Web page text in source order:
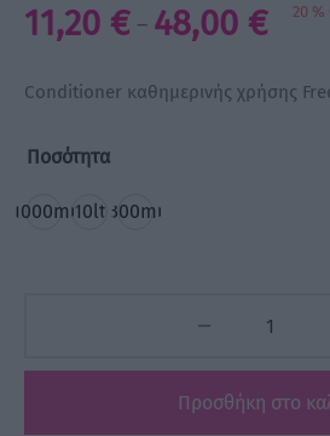
20 %
11,20 € – 48,00 €Price
11,20
Conditioner καθημερινής χρήσης
Ποσότητα
1000ml10lt 300ml
Προσθήκη στο